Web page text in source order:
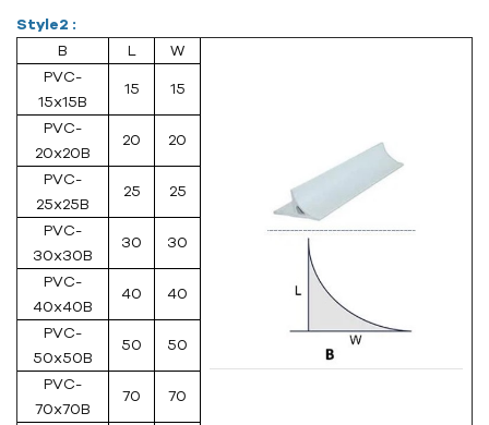
Style2 :
B
L
W
PVC-
15x15B
15 15
PVC-
20x20B
20 20
PVC-
25x25B
25 25
PVC-
30x30B
30 30
PVC-
40x40B
40 40
PVC-
50x50B
50 50
PVC-
70x70B
70 70